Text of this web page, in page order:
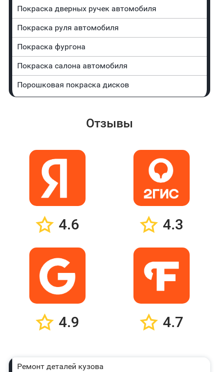
Покраска дверных ручек автомобиля
Покраска руля автомобиля
Покраска фургона
Покраска салона автомобиля
Порошковая покраска дисков
Отзывы
4.6 4.3
4.9 4.7
Ремонт деталей кузова